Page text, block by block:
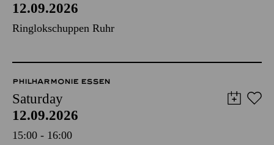
12.09.2026
Ringlokschuppen Ruhr
PHILHARMONIE ESSEN
Saturday
12.09.2026
15:00 - 16:00